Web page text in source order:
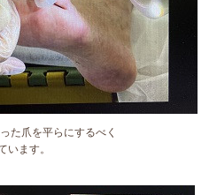
た爪を平らにするべく
います。